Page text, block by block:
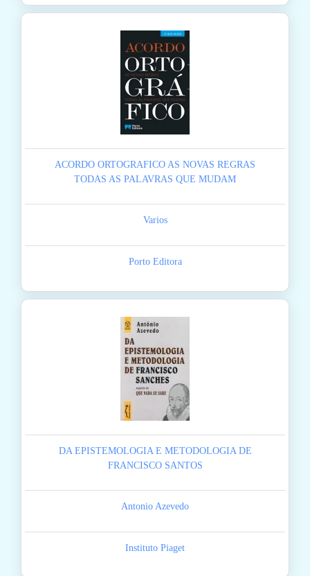
ACORDO ORTOGRAFICO AS NOVAS REGRAS
TODAS AS PALAVRAS QUE MUDAM
Varios
Porto Editora
DA EPISTEMOLOGIA E METODOLOGIA DE
FRANCISCO SANTOS
Antonio Azevedo
Instituto Piaget